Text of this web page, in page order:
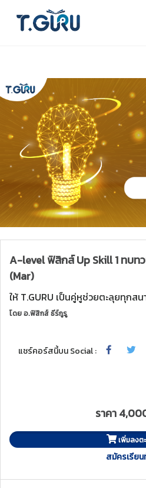
A-level ฟิสิกส์ Up Skill 1 ทบทว
(Mar)
ให้ T.GURU เป็นคู่หูช่วยตะลุยทุกส
โดยอ.ฟิสิกส์ ธีร์กูรู
แชร์คอร์สนี้บน Social :
ราคา
เพิ่มลงต
สมัครเรีย